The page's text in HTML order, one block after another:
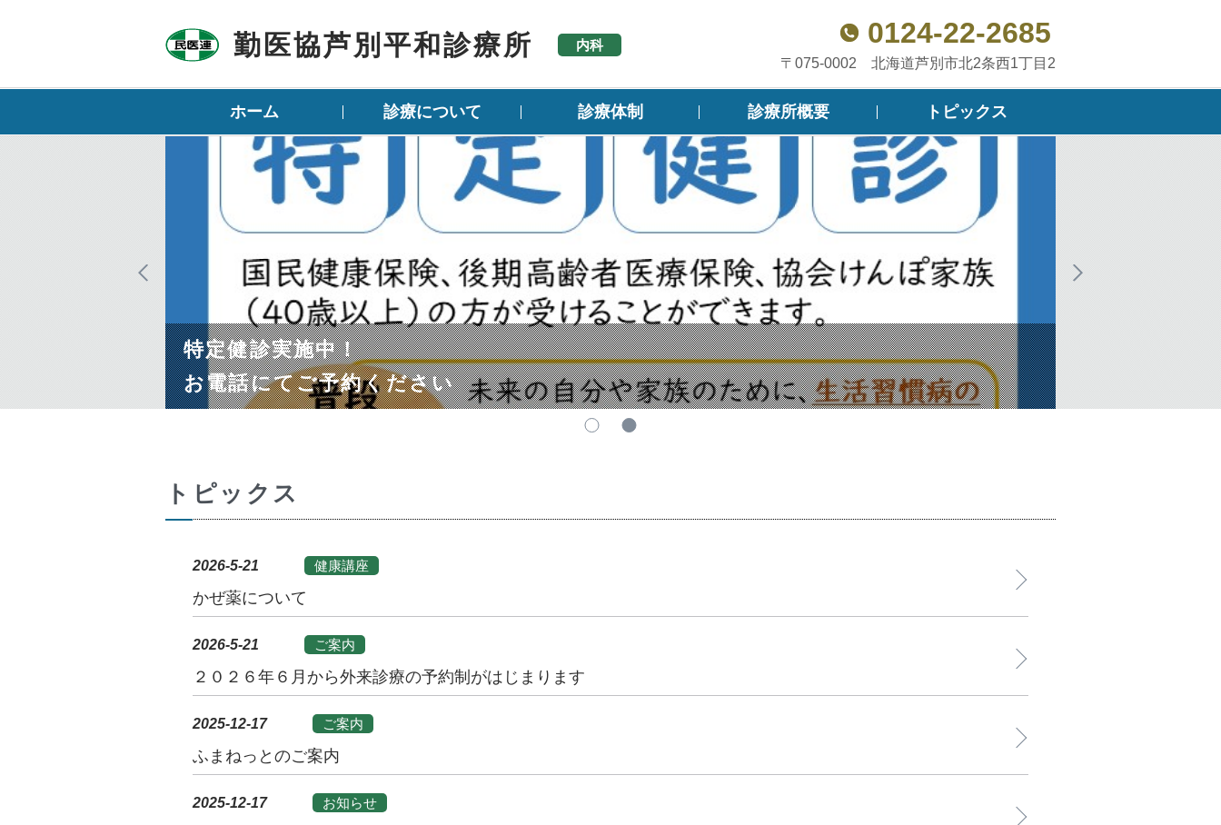
勤医協芦別平和診療所 内科 0124-22-2685
〒075-0002 北海道芦別市北2条西1丁目2
ホーム 診療について 診療体制 診療所概要 トピックス
特定健診実施中！
お電話にてご予約ください
トピックス
2026-5-21 健康講座
かぜ薬について
2026-5-21 ご案内
２０２６年６月から外来診療の予約制がはじまります
2025-12-17 ご案内
ふまねっとのご案内
2025-12-17 お知らせ